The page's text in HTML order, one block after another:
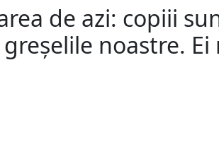
de azi: copiii
noastre.